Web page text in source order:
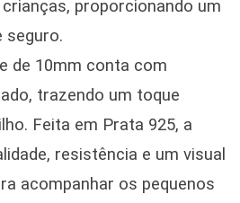
proporcionando um
seguro.
de 10mm conta com
trazendo um toque
Feita em Prata 925, a
resistência e um visual
acompanhar os pequenos